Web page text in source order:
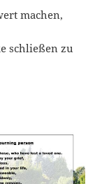
machen,
schließen zu